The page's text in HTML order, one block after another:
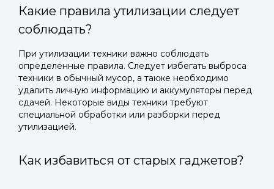
Какие правила утилизации следует
соблюдать?
При утилизации техники важно соблюдать
определенные правила. Следует избегать выброса
техники в обычный мусор, а также необходимо
удалить личную информацию и аккумуляторы перед
сдачей. Некоторые виды техники требуют
специальной обработки или разборки перед
утилизацией.
Как избавиться от старых гаджетов?